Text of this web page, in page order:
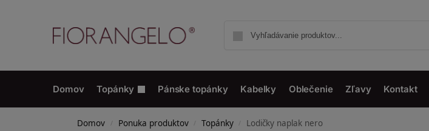
Domov Topánky Pánske topánky Kabelky Oblečenie Zľavy Kontakt
Domov / Ponuka produktov / Topánky / Lodičky naplak nero